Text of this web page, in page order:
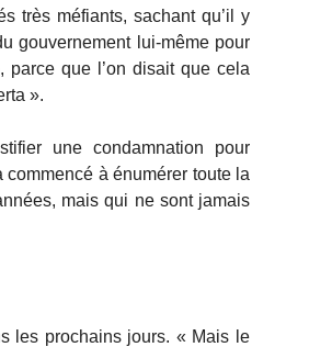
très méfiants, sachant qu’il y
gouvernement lui-même pour
parce que l’on disait que cela
».
une condamnation pour
à énumérer toute la
mais qui ne sont jamais
les prochains jours. « Mais le